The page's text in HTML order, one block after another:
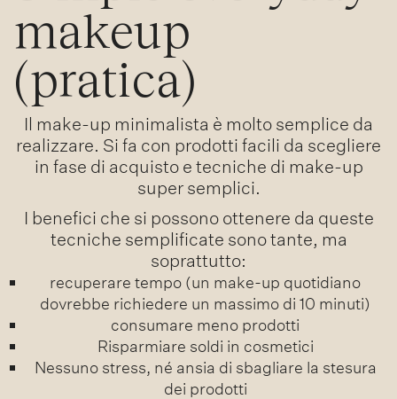
makeup
(pratica)
Il make-up minimalista è molto semplice da
realizzare. Si fa con prodotti facili da scegliere
in fase di acquisto e tecniche di make-up
super semplici.
I benefici che si possono ottenere da queste
tecniche semplificate sono tante, ma
soprattutto:
recuperare tempo (un make-up quotidiano
dovrebbe richiedere un massimo di 10 minuti)
consumare meno prodotti
Risparmiare soldi in cosmetici
Nessuno stress, né ansia di sbagliare la stesura
dei prodotti